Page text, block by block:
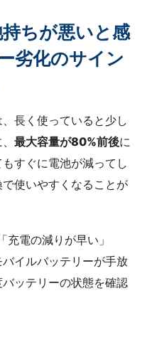
ちが悪いと感
劣化のサイン
長く使っていると少し
最大容量が80%前後に
すぐに電池が減ってし
使いやすくなることが
電の減りが早い」
バイルバッテリーが手放
ッテリーの状態を確認